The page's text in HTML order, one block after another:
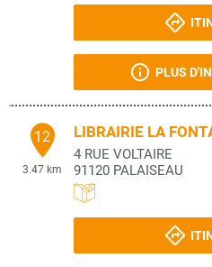
PLUS
12
3.47 km
LIBRAIRIE LA
4 RUE VOLTAIRE
91120 PALAISEAU